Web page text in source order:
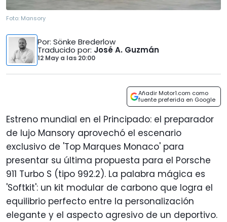
Foto: Mansory
Por: Sönke Brederlow
Traducido por: José A. Guzmán
12 May a las 20:00
Añadir Motor1.com como
fuente preferida en Google
Estreno mundial en el Principado: el preparador
de lujo Mansory aprovechó el escenario
exclusivo de 'Top Marques Monaco' para
presentar su última propuesta para el Porsche
911 Turbo S (tipo 992.2). La palabra mágica es
'Softkit': un kit modular de carbono que logra el
equilibrio perfecto entre la personalización
elegante y el aspecto agresivo de un deportivo.